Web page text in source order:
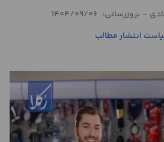
- بروزرسانی: 1404/09/06
انتشار مطالب